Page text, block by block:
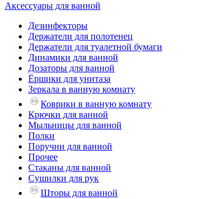
Аксессуары для ванной
Дезинфекторы
Держатели для полотенец
Держатели для туалетной бумаги
Динамики для ванной
Дозаторы для ванной
Ёршики для унитаза
Зеркала в ванную комнату
Коврики в ванную комнату
Крючки для ванной
Мыльницы для ванной
Полки
Поручни для ванной
Прочее
Стаканы для ванной
Сушилки для рук
Шторы для ванной